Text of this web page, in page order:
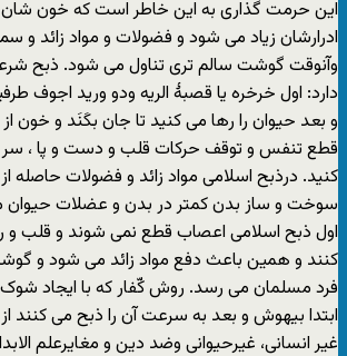
این حرمت گذاری به این خاطر است که خون
ادرارشان زیاد می شود و فضولات و مواد زائد و
وآنوقت گوشت سالم تری تناول می شود. ذبح
دارد: اول خرخره یا قصبۀ الریه ودو ورید اجوف
و بعد حیوان را رها می کنید تا جان بکَنَد و خون
قطع تنفس و توقف حرکات قلب و دست و پا ، سر
کنید. درذبح اسلامی مواد زائد و فضولات حاصله
سوخت و ساز بدن کمتر در بدن و عضلات حیوان
اول ذبح اسلامی اعصاب قطع نمی شوند و قلب و
کنند و همین باعث دفع مواد زائد می شود و
فرد مسلمان می رسد. روش کّفار که با ایجاد شوک
ابتدا بیهوش و بعد به سرعت آن را ذبح می کنند
غیر انسانی، غیرحیوانی وضد دین و مغایرعلم